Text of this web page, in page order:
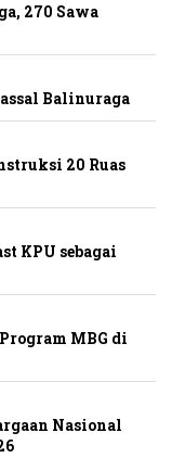
270 Sawa
Balinuraga
20 Ruas
KPU sebagai
MBG di
Nasional